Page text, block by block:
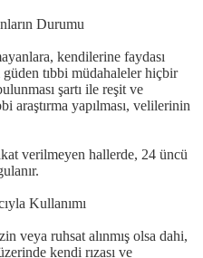
Durumu
kendilerine faydası
güden tıbbi müdahaleler hiçbir
şartı ile reşit ve
araştırma yapılması, velilerinin
verilmeyen hallerde, 24 üncü
Kullanımı
veya ruhsat alınmış olsa dahi,
kendi rızası ve